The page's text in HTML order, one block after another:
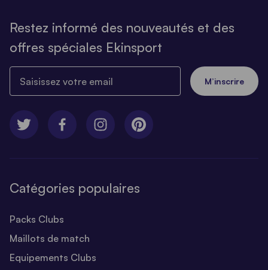
Restez informé des nouveautés et des
offres spéciales Ekinsport
M’inscrire
Catégories populaires
Packs Clubs
Maillots de match
Equipements Clubs